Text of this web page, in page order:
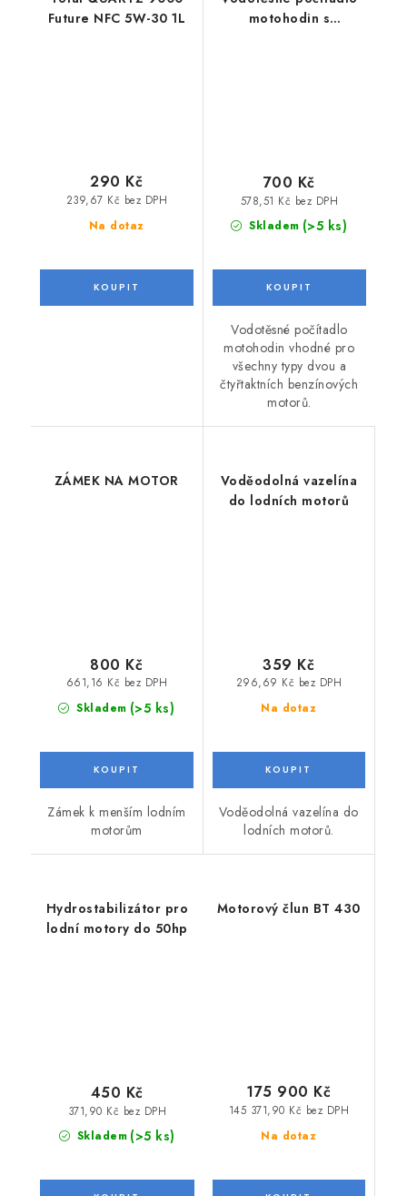
Future NFC 5W-30 1L
Na dotaz
239,67 Kč bez DPH
290 Kč
motohodin s
Skladem (>5 ks)
578,51 Kč bez DPH
700 Kč
Vodotěsné počítadlo
motohodin vhodné pro
všechny typy dvou a
čtyřtaktních benzínových
motorů.
ZÁMEK NA MOTOR
Skladem (>5 ks)
661,16 Kč bez DPH
800 Kč
Zámek k menším lodním
motorům
Voděodolná vazelína
do lodních motorů
Na dotaz
296,69 Kč bez DPH
359 Kč
Voděodolná vazelína do
lodních motorů.
Hydrostabilizátor pro
lodní motory do 50hp
Skladem (>5 ks)
371,90 Kč bez DPH
450 Kč
Motorový člun BT 430
Na dotaz
145 371,90 Kč bez DPH
175 900 Kč